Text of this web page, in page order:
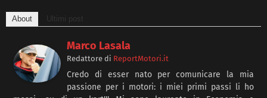
About Ultimi post
Marco Lasala
Redattore di ReportMotori.it
Credo di esser nato per comunicare la mia
passione per i motori: i miei primi passi li ho